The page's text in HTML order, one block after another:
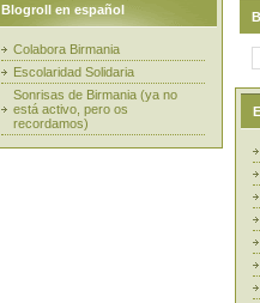
Blogroll en español
Colabora Birmania
Escolaridad Solidaria
Sonrisas de Birmania (ya no
está activo, pero os
recordamos)